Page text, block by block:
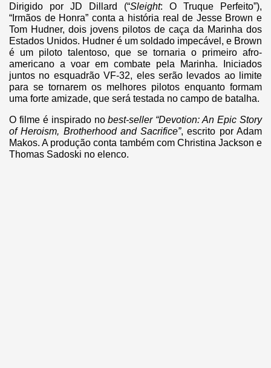
Dirigido por JD Dillard (“Sleight: O Truque Perfeito”),
“ Irmãos de Honra” conta a história real de Jesse Brown e
Tom Hudner, dois jovens pilotos de caça da Marinha dos
Estados Unidos. Hudner é um soldado impecável, e Brown
é um piloto talentoso, que se tornaria o primeiro afro-
americano a voar em combate pela Marinha. Iniciados
juntos no esquadrão VF-32, eles serão levados ao limite
para se tornarem os melhores pilotos enquanto formam
uma forte amizade, que será testada no campo de batalha.
O filme é inspirado nobest-seller “Devotion: An Epic Story
of Heroism, Brotherhood and Sacrifice”, escrito por Adam
Makos. A produção conta também com Christina Jackson e
Thomas Sadoski no elenco.